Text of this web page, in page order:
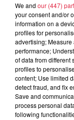
Toute l'actu
We and our (447)
your consent and/or
information on a
profiles for
advertising;
performance;
of data from different
profiles to
content; Use limited
detect fraud, and fix
Save and
process personal
following